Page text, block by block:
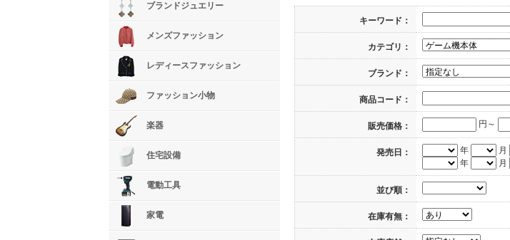
キーワード：
カテゴリ：
ブランド：
商品コード：
販売価格： 円～
発売日： 年 月
年
月
並び順：
在庫有無：
ブランドジュエリー
メンズファッション
レディースファッション
ファッション小物
楽器
住宅設備
電動工具
家電